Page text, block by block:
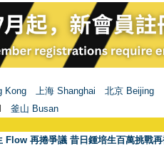
Kong 上海 Shanghai 北京 Beijing
釜山 Busan
Flow 再捲爭議 昔日鍾培生百萬挑戰